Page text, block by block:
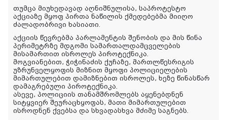
თუმცა მიუხედავად აღნიშნულისა, საპროტესტო
აქციაზე მყოფ პირთა ნაწილის ქმედებებმა მიიღო
ძალადობრივი ხასიათი.
აქციის წევრებმა პარლამენტის შენობის და მის წინა
პერიმეტრზე მდგომი სამართალდამცველების
მისამართით ისროლეს პიროტექნიკა.
მოგვიანებით, ჭიჭინაძის ქუჩაზე, მართლწესრიგის
უზრუნველყოფის მიზნით მყოფი პოლიციელების
მიმართულებით დამიზნებით ისროლეს, ხეზე წინასწარ
დამაგრებული პიროტექნიკა.
ასევე, პოლიციის თანამშრომლებს აყენებდნენ
სიტყვიერ შეურაცხყოფას, მათი მიმართულებით
ისროდნენ ქვებსა და სხვადასხვა მძიმე საგნებს.